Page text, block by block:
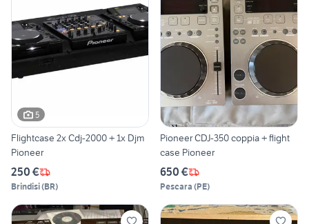
5
Flightcase 2x Cdj-2000 + 1x Djm
Pioneer
250 €
Brindisi(BR)
Pioneer CDJ-350 coppia + flight
case Pioneer
650 €
Pescara (PE)